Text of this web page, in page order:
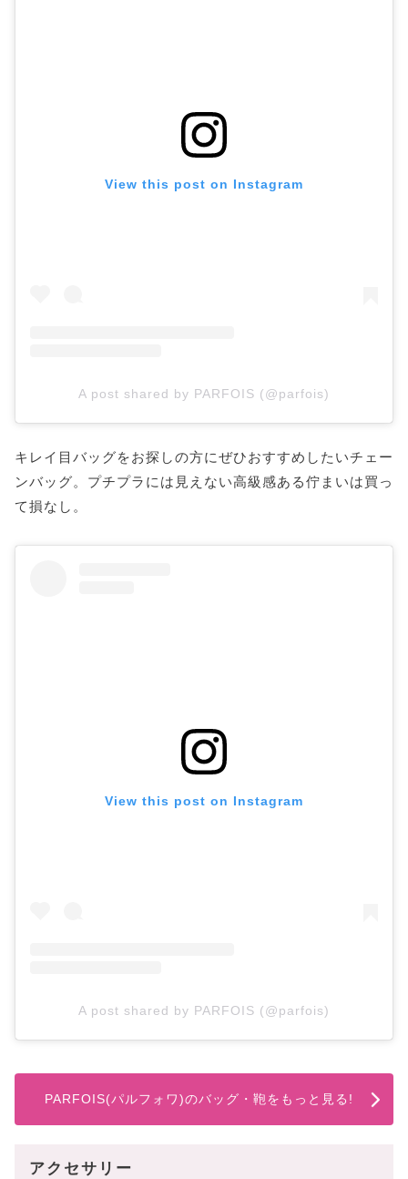
View this post on Instagram
A post shared by PARFOIS (@parfois)
キレイ目バッグをお探しの方にぜひおすすめしたいチェー
ンバッグ。プチプラには見えない高級感ある佇まいは買っ
て損なし。
View this post on Instagram
A post shared by PARFOIS (@parfois)
PARFOIS(パルフォワ)のバッグ・鞄をもっと見る!
アクセサリー